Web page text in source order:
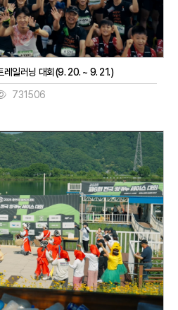
레일러닝 대회(9. 20. ~ 9. 21.)
731506